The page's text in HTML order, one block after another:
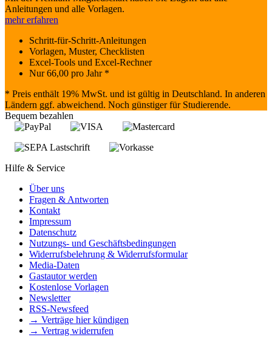
Anleitungen und alle Vorlagen.
mehr erfahren
Schritt-für-Schritt-Anleitungen
Vorlagen, Muster, Checklisten
Excel-Tools und Excel-Rechner
Nur66,00 pro Jahr *
* Preis enthält 19% MwSt. und ist gültig in Deutschland. In anderen
Ländern ggf. abweichend. Noch günstiger für Studierende.
Bequem bezahlen
Hilfe & Service
Über uns
Fragen & Antworten
Kontakt
Impressum
Datenschutz
Nutzungs- und Geschäftsbedingungen
Widerrufsbelehrung & Widerrufsformular
Media-Daten
Gastautor werden
Kostenlose Vorlagen
Newsletter
RSS-Newsfeed
→ Verträge hier kündigen
→ Vertrag widerrufen